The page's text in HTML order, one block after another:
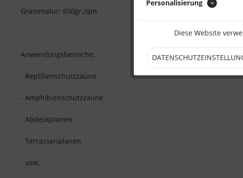
Grammatur: 650gr./qm
Anwendungsbereiche:
- Reptilienschutzzäune
- Amphibienschutzzäune
- Abdeckplanen
- Terrassenplanen
- usw.
Personalisierung
Diese Website